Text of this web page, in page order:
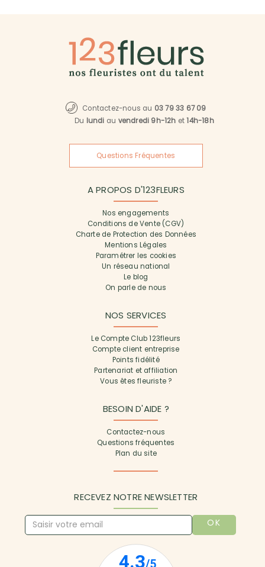
Contactez-nous au 03 79 33 67 09
Du lundi au vendredi 9h-12h et14h-18h
Questions Fréquentes
A PROPOS D'123FLEURS
Nos engagements
Conditions de Vente (CGV)
Charte de Protection des Données
Mentions Légales
Paramétrer les cookies
Un réseau national
Le blog
On parle de nous
NOS SERVICES
Le Compte Club 123fleurs
Compte client entreprise
Points fidélité
Partenariat et affiliation
Vous êtes fleuriste ?
BESOIN D'AIDE ?
Contactez-nous
Questions fréquentes
Plan du site
RECEVEZ NOTRE NEWSLETTER
OK